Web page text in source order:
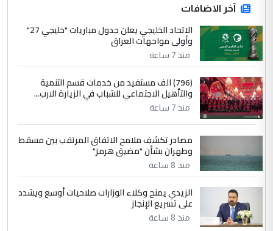
ابا فرات ...
الموضوع :
الجواهري يرد على صدام حسين سل
مضجعيك يابن الزنا (نص كامل)
سردار
التعليق : واحد من عصابة علي ماما يسقط
جنسية الرافد الثالث للعراق ومن اصول عريقة
ابا فرات ...
الجواهري يرد على صدام حسين سل
مضجعيك يابن الزنا (نص كامل)
5
التعليق : تحياتي لك استاذ حامدتركان. كلام
دقيق ومسؤول؛ فالاستثمار الحقيقي للإنسان
آخر الاضافات
الاتحاد الخليجي يعلن جدول مباريات "خليجي 27"
وأولى مواجهات العراق
منذ 7 ساعة
(796) الف مستفيد من خدمات قسم التنمية
والتأهيل الاجتماعي للشباب في الزيارة الارب...
منذ 7 ساعة
مصادر تكشف ملامح الاتفاق المرتقب بين مسقط
وطهران بشأن "مضيق هرمز"
منذ 8 ساعة
الزيدي يمنح وكلاء الوزارات صلاحيات أوسع ويشدد
على تسريع الإنجاز
منذ 8 ساعة